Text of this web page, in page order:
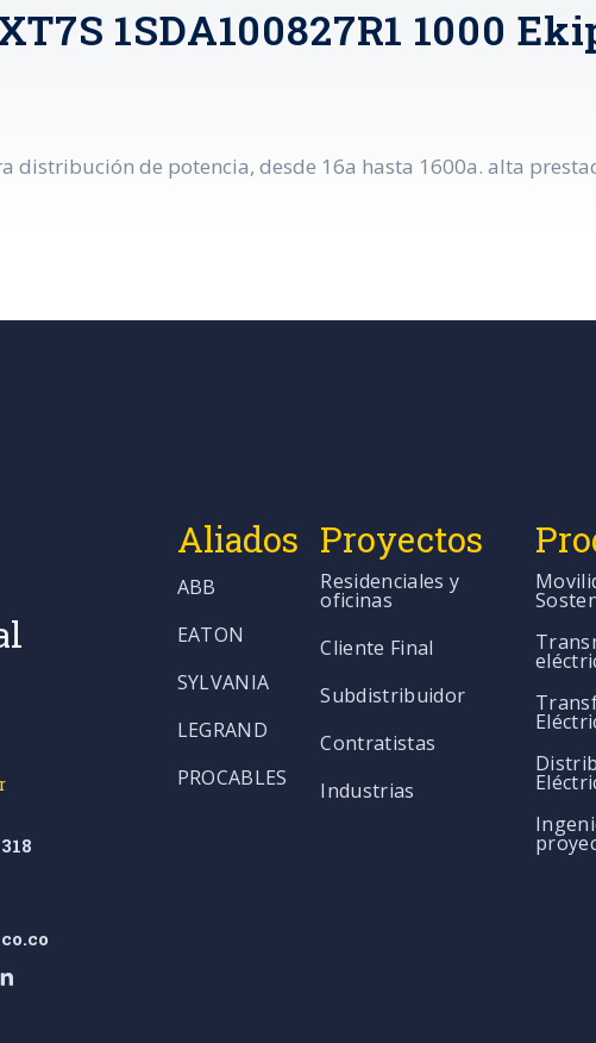
1SDA100827R1 1000
distribución de potencia, desde 16a hasta 1600a. alta
Aliados
ABB
EATON
SYLVANIA
LEGRAND
PROCABLES
Proyectos
Residenciales y
oficinas
Cliente Final
Subdistribuidor
Contratistas
Industrias